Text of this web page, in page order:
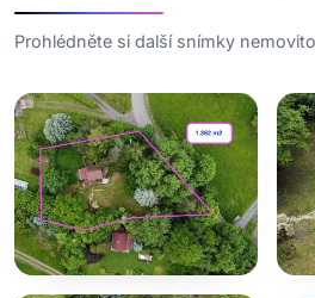
Prohlédněte si další snímky